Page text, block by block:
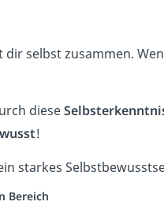
dir selbst zusammen.
diese
!
starkes
Bereich